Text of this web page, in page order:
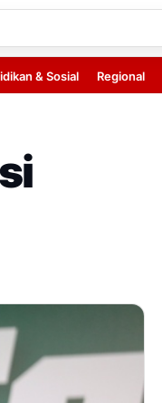
& Sosial Regional